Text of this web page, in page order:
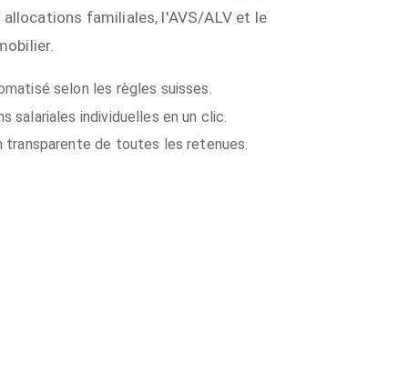
allocations familiales, l'AVS/ALV et le
selon les règles suisses.
salariales individuelles en un clic.
transparente de toutes les retenues.